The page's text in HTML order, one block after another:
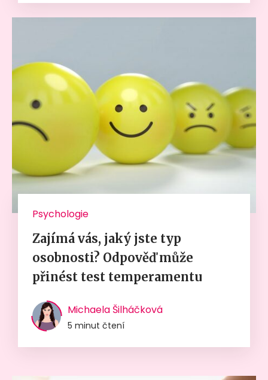
Psychologie
Zajímá vás, jaký jste typ
osobnosti? Odpověď může
přinést test temperamentu
Michaela Šilháčková
5 minut čtení